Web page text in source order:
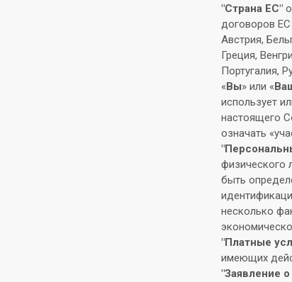
"Страна ЕС"
договоров ЕС
Австрия,
Греция,
Португалия,
«Вы» или «
использует
настоящего
означать
физического
быть
несколько
"Платные
имеющих
"Заявление